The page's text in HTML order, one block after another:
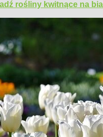
rośliny kwitnące na